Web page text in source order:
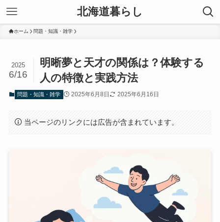
北海道暮らし
ホーム 問題・知識・雑学
明晰夢と天才の関係は？体験する
人の特徴と実践方法
2025
6/16
問題・知識・雑学 2025年6月8日 2025年6月16日
当ページのリンクには広告が含まれています。